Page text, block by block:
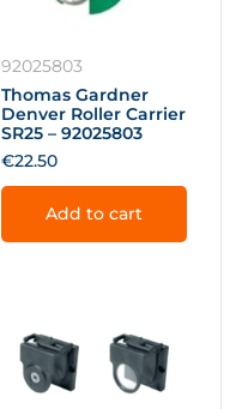
92025803
Thomas Gardner
Denver Roller Carrier
SR25 – 92025803
€22.50
Add to cart